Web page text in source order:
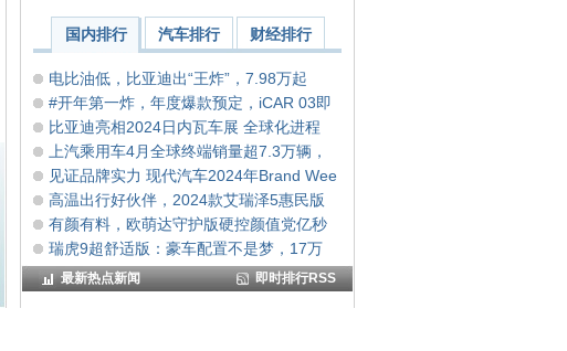
国内排行 汽车排行 财经排行
电比油低，比亚迪出“王炸”，7.98万起
#开年第一炸，年度爆款预定，iCAR 03即
比亚迪亮相2024日内瓦车展 全球化进程
上汽乘用车4月全球终端销量超7.3万辆，
见证品牌实力 现代汽车2024年Brand Wee
高温出行好伙伴，2024款艾瑞泽5惠民版
有颜有料，欧萌达守护版硬控颜值党亿秒
瑞虎9超舒适版：豪车配置不是梦，17万
最新热点新闻 即时排行RSS